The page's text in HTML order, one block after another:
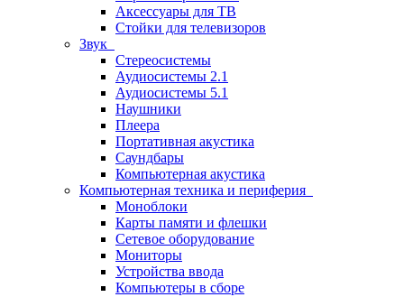
Аксессуары для ТВ
Стойки для телевизоров
Звук
Стереосистемы
Аудиосистемы 2.1
Аудиосистемы 5.1
Наушники
Плеера
Портативная акустика
Саундбары
Компьютерная акустика
Компьютерная техника и периферия
Моноблоки
Карты памяти и флешки
Сетевое оборудование
Мониторы
Устройства ввода
Компьютеры в сборе